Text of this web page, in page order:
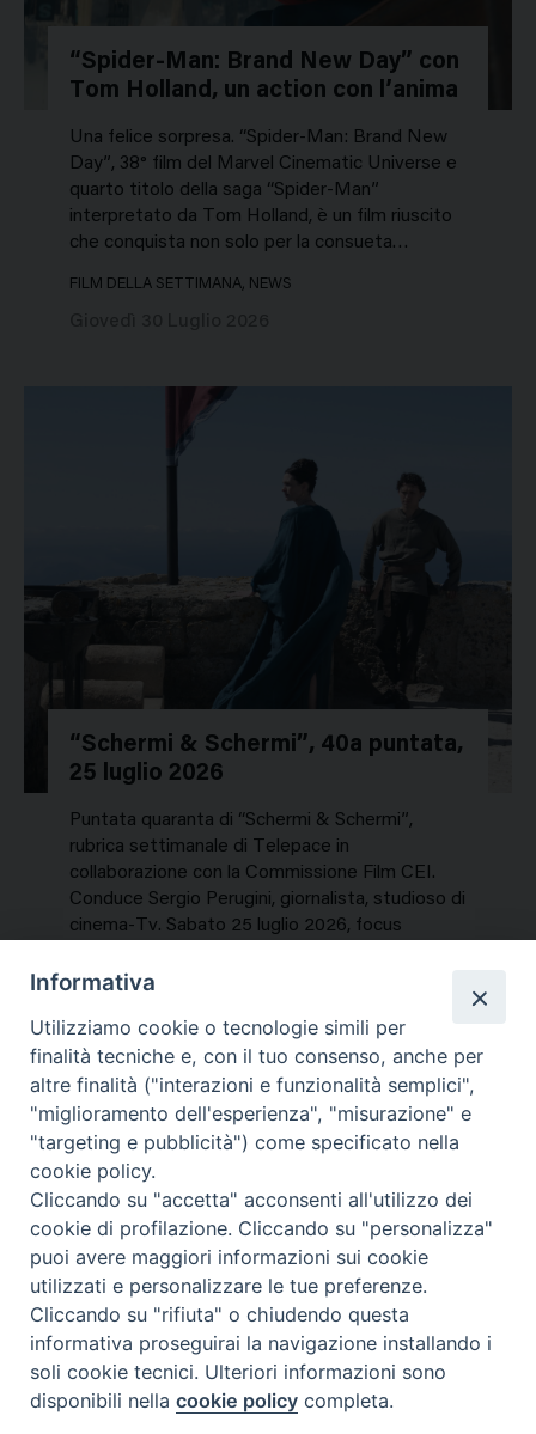
“Spider-Man: Brand New Day” con
Tom Holland, un action con l’anima
Una felice sorpresa. “Spider-Man: Brand New
Day”, 38° film del Marvel Cinematic Universe e
quarto titolo della saga “Spider-Man”
interpretato da Tom Holland, è un film riuscito
che conquista non solo per la consueta…
FILM DELLA SETTIMANA, NEWS
“Schermi & Schermi”, 40a puntata,
25 luglio 2026
Puntata quaranta di “Schermi & Schermi”,
rubrica settimanale di Telepace in
collaborazione con la Commissione Film CEI.
Conduce Sergio Perugini, giornalista, studioso di
cinema-Tv. Sabato 25 luglio 2026, focus
NEWS, PERCORSI TEMATICI
Mercoledì 29 Luglio 2026
Contatti & Info
C.ne Aurelia, 50 – 00165 Roma
Contatti
Informativa
Utilizziamo cookie o tecnologie simili per
finalità tecniche e, con il tuo consenso, anche per
altre finalità ("interazioni e funzionalità semplici",
"miglioramento dell'esperienza", "misurazione" e
"targeting e pubblicità") come specificato nella
cookie policy.
Cliccando su "accetta" acconsenti all'utilizzo dei
cookie di profilazione. Cliccando su "personalizza"
puoi avere maggiori informazioni sui cookie
utilizzati e personalizzare le tue preferenze.
Cliccando su "rifiuta" o chiudendo questa
informativa proseguirai la navigazione installando i
soli cookie tecnici. Ulteriori informazioni sono
disponibili nellacookie policy completa.